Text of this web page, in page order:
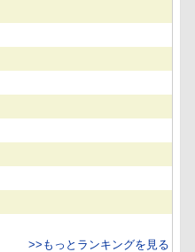
>>もっとランキングを見る